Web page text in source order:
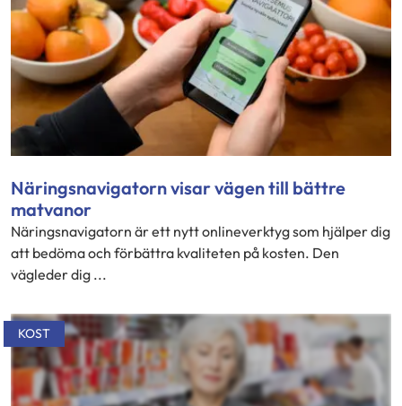
Näringsnavigatorn visar vägen till bättre
matvanor
Näringsnavigatorn är ett nytt onlineverktyg som hjälper dig
att bedöma och förbättra kvaliteten på kosten. Den
vägleder dig ...
KOST